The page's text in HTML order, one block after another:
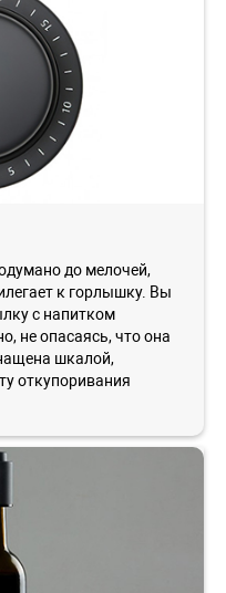
до мелочей,
к горлышку. Вы
с напитком
не опасаясь, что она
шкалой,
откупоривания